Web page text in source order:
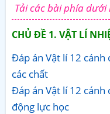
Tải các bài phía dưới
CHỦ ĐỀ 1. VẬT LÍ
Đáp án Vật lí 12 cánh
các chất
Đáp án Vật lí 12
động lực học